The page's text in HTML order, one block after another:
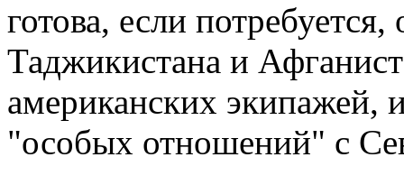
готова, если
Таджикистана и
американских экипажей,
"особых отношений" с